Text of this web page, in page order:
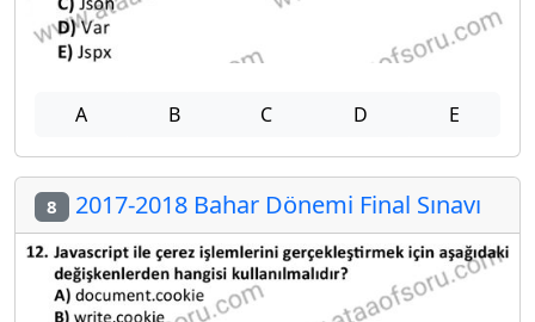
A B C D E
8 2017-2018 Bahar Dönemi Final Sınavı